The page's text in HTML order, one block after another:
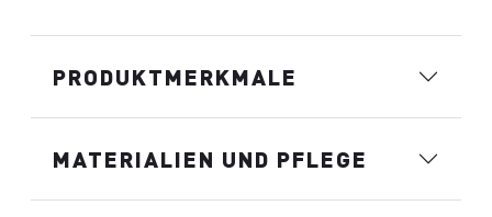
PRODUKTMERKMALE
MATERIALIEN UND PFLEGE